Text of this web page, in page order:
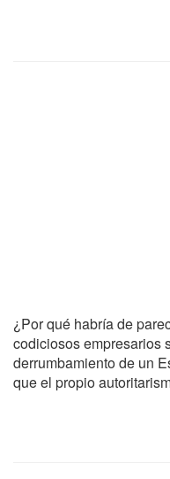
¿Por qué habría de
codiciosos empresarios
derrumbamiento de un
que el propio